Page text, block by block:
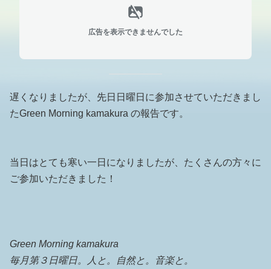
広告を表示できませんでした
遅くなりましたが、先日日曜日に参加させていただきまし
たGreen Morning kamakura の報告です。
当日はとても寒い一日になりましたが、たくさんの方々に
ご参加いただきました！
Green Morning kamakura
毎月第３日曜日。人と。自然と。音楽と。